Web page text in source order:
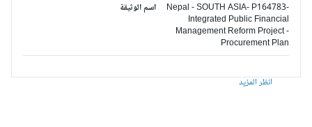
اسم الوثيقة
Nepal - SOUTH ASIA- P164783-
Integrated Public Financial
Management Reform Project -
Procurement Plan
انظر المزيد